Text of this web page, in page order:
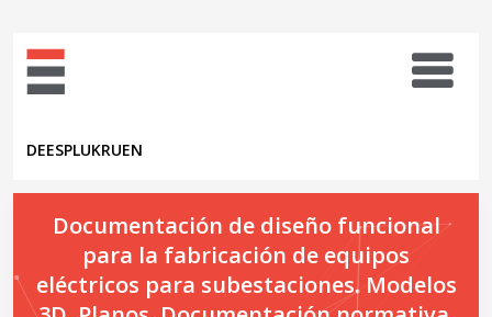
DEESPLUKRUEN
Documentación de diseño funcional
para la fabricación de equipos
eléctricos para subestaciones. Modelos